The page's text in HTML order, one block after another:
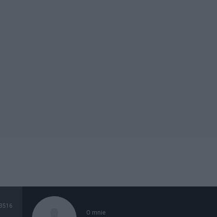
O mnie